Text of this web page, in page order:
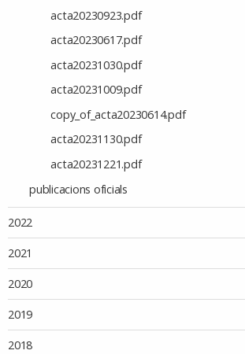
acta20230923.pdf
acta20230617.pdf
acta20231030.pdf
acta20231009.pdf
copy_of_acta20230614.pdf
acta20231130.pdf
acta20231221.pdf
publicacions oficials
2022
2021
2020
2019
2018